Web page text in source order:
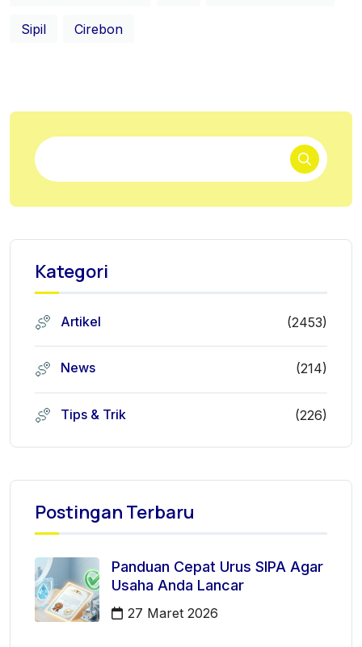
Sipil Cirebon
Kategori
Artikel (2453)
News (214)
Tips & Trik (226)
Postingan Terbaru
Panduan Cepat Urus SIPA Agar
Usaha Anda Lancar
27 Maret 2026